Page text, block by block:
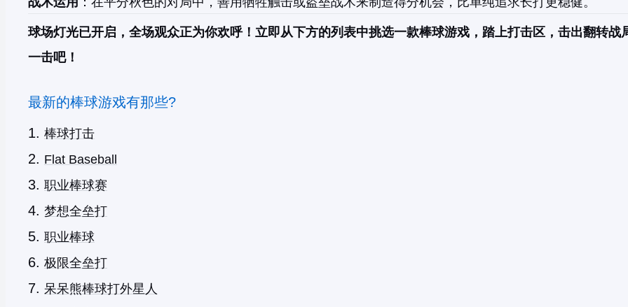
球场灯光已开启，全场观众正为你欢呼！立即从下方的列表中挑选一款棒球游戏，踏上打击区，击出翻转战
一击吧！
最新的棒球游戏有那些?
棒球打击
Flat Baseball
职业棒球赛
梦想全垒打
职业棒球
极限全垒打
呆呆熊棒球打外星人